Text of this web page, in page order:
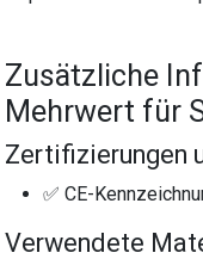
Zusätzliche
Mehrwert für
Zertifizierungen
✅ CE-
Verwendete